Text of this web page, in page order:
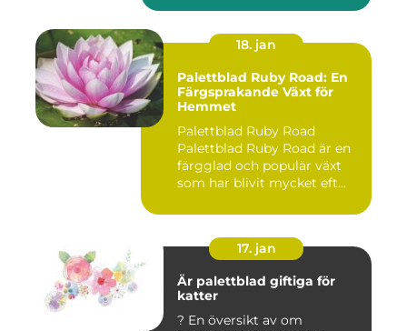
18. jan
Palettblad Ruby Road: En
Färgsprakande Växt för
Hemmet
Palettblad Ruby Road
Palettblad Ruby Road är en
färgglad och populär växt
som har blivit mycket eft...
17. jan
Är palettblad giftiga för
katter
? En översikt av om